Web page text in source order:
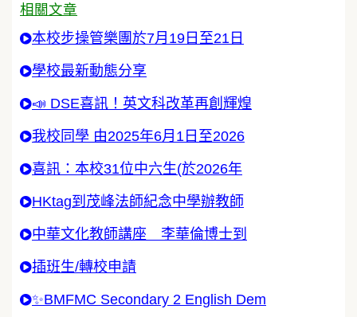
相關文章
本校步操管樂團於7月19日至21日
學校最新動態分享
📣 DSE喜訊！英文科改革再創輝煌
我校同學 由2025年6月1日至2026
喜訊：本校31位中六生(於2026年
HKtag到茂峰法師紀念中學辦教師
中華文化教師講座 李華倫博士到
插班生/轉校申請
✨BMFMC Secondary 2 English Dem